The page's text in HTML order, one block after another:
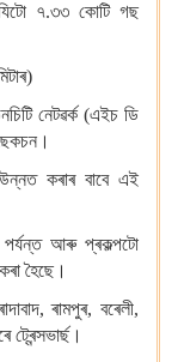
৭.৩৩ কোটি গছ
নেটৱৰ্ক (এইচ ডি
কৰাৰ বাবে এই
পৰ্যন্ত আৰু প্ৰকল্পটো
হৈছে।
ৰামপুৰ, বৰেলী,